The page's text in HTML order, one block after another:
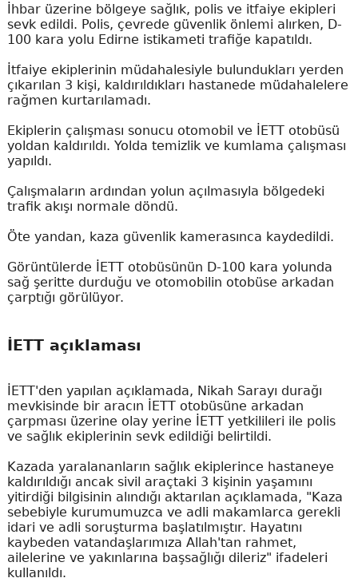
İhbar üzerine bölgeye sağlık, polis ve itfaiye ekipleri
sevk edildi. Polis, çevrede güvenlik önlemi alırken, D-
100 kara yolu Edirne istikameti trafiğe kapatıldı.
İtfaiye ekiplerinin müdahalesiyle bulundukları yerden
çıkarılan 3 kişi, kaldırıldıkları hastanede müdahalelere
rağmen kurtarılamadı.
Ekiplerin çalışması sonucu otomobil ve İETT otobüsü
yoldan kaldırıldı. Yolda temizlik ve kumlama çalışması
yapıldı.
Çalışmaların ardından yolun açılmasıyla bölgedeki
trafik akışı normale döndü.
Öte yandan, kaza güvenlik kamerasınca kaydedildi.
Görüntülerde İETT otobüsünün D-100 kara yolunda
sağ şeritte durduğu ve otomobilin otobüse arkadan
çarptığı görülüyor.
İETT açıklaması
İETT'den yapılan açıklamada, Nikah Sarayı durağı
mevkisinde bir aracın İETT otobüsüne arkadan
çarpması üzerine olay yerine İETT yetkilileri ile polis
ve sağlık ekiplerinin sevk edildiği belirtildi.
Kazada yaralananların sağlık ekiplerince hastaneye
kaldırıldığı ancak sivil araçtaki 3 kişinin yaşamını
yitirdiği bilgisinin alındığı aktarılan açıklamada, "Kaza
sebebiyle kurumumuzca ve adli makamlarca gerekli
idari ve adli soruşturma başlatılmıştır. Hayatını
kaybeden vatandaşlarımıza Allah'tan rahmet,
ailelerine ve yakınlarına başsağlığı dileriz" ifadeleri
kullanıldı.